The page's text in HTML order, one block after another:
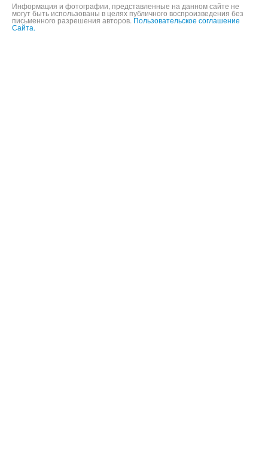
Информация и фотографии, представленные на данном сайте не
могут быть использованы в целях публичного воспроизведения без
письменного разрешения авторов. Пользовательское соглашение
Сайта.